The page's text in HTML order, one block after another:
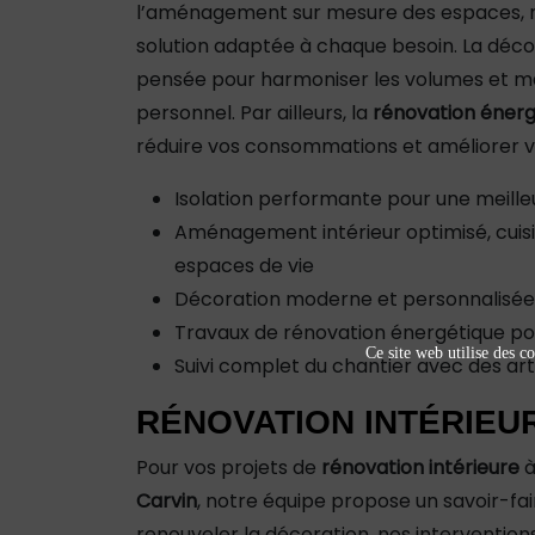
l’aménagement sur mesure des
solution adaptée à chaque besoin. La
pensée pour harmoniser les volumes et
personnel. Par ailleurs, la rénovation
réduire vos consommations et améliorer
Isolation performante pour une
Aménagement intérieur optimisé,
espaces de vie
Décoration moderne et
Travaux de rénovation énergétique
Suivi complet du chantier avec des
RÉNOVATION
Pour vos projets de rénovation intérieure
Carvin, notre équipe propose un savoir-
Ce site web utilise des